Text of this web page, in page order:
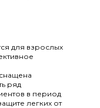
для взрослых
ряд
в период
легких от